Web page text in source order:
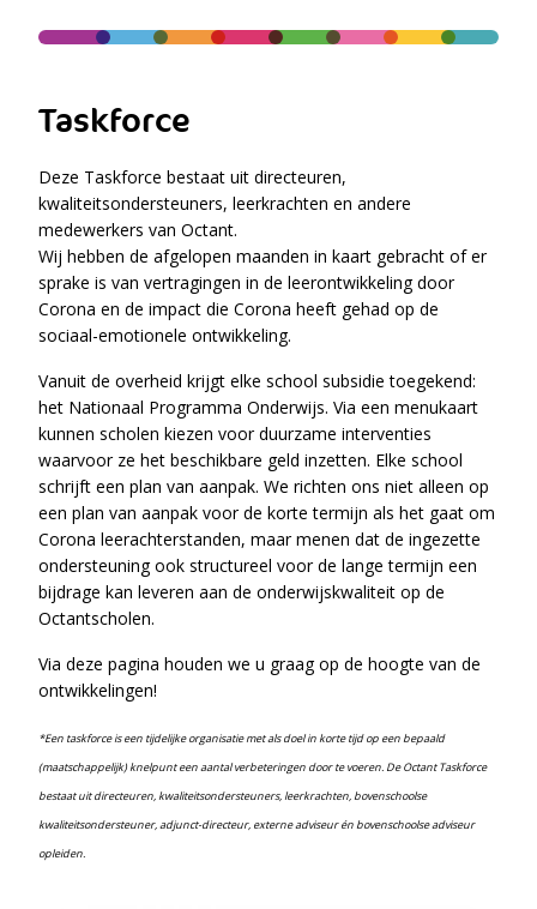
Taskforce
Deze Taskforce bestaat uit directeuren,
kwaliteitsondersteuners, leerkrachten en andere
medewerkers van Octant.
Wij hebben de afgelopen maanden in kaart gebracht of er
sprake is van vertragingen in de leerontwikkeling door
Corona en de impact die Corona heeft gehad op de
sociaal-emotionele ontwikkeling.
Vanuit de overheid krijgt elke school subsidie toegekend:
het Nationaal Programma Onderwijs. Via een menukaart
kunnen scholen kiezen voor duurzame interventies
waarvoor ze het beschikbare geld inzetten. Elke school
schrijft een plan van aanpak. We richten ons niet alleen op
een plan van aanpak voor de korte termijn als het gaat om
Corona leerachterstanden, maar menen dat de ingezette
ondersteuning ook structureel voor de lange termijn een
bijdrage kan leveren aan de onderwijskwaliteit op de
Octantscholen.
Via deze pagina houden we u graag op de hoogte van de
ontwikkelingen!
*Een taskforce is een tijdelijke organisatie met als doel in korte tijd op een bepaald
(maatschappelijk) knelpunt een aantal verbeteringen door te voeren. De Octant Taskforce
bestaat uit directeuren, kwaliteitsondersteuners, leerkrachten, bovenschoolse
kwaliteitsondersteuner, adjunct-directeur, externe adviseur én bovenschoolse adviseur
opleiden.